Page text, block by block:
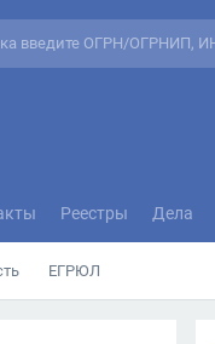
Реестры Дела
ЕГРЮЛ